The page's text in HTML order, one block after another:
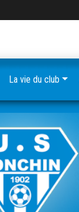
La vie du club